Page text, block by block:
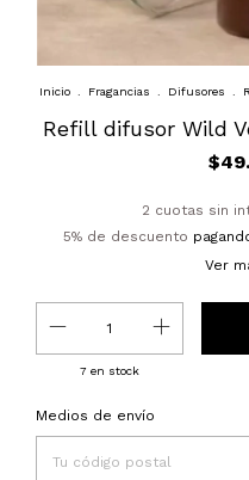
Inicio Fragancias Difusores
Refill difusor Wild
2 cuotas sin
5% de descuento
Ver
7 en stock
Entregas para el CP:
Medios de envío